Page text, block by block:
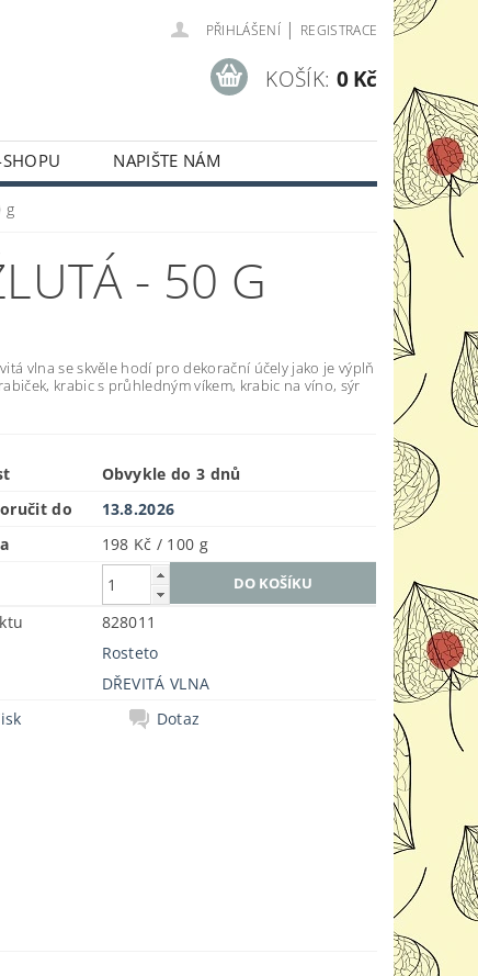
PŘIHLÁŠENÍ | REGISTRACE
KOŠÍK: 0 Kč
SHOPU
NAPIŠTE NÁM
g
- 50 G
vlna se skvěle hodí pro dekorační účely jako je výplň
krabic s průhledným víkem, krabic na víno, sýr
Obvykle do 3 dnů
do
13.8.2026
198 Kč / 100 g
828011
Rosteto
DŘEVITÁ VLNA
Dotaz